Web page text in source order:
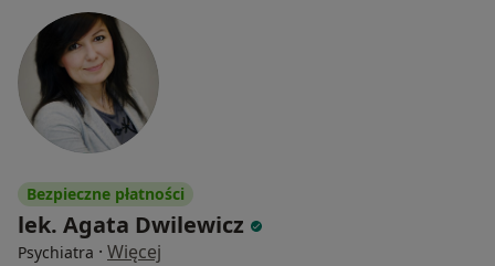
Bezpieczne płatności
lek. Agata Dwilewicz
Psychiatra · Więcej